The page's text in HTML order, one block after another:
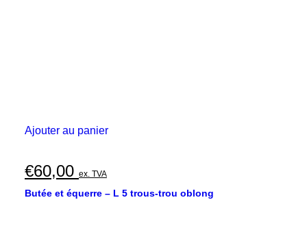
Ajouter au panier
€60,00 ex. TVA
Butée et équerre – L 5 trous-trou oblong